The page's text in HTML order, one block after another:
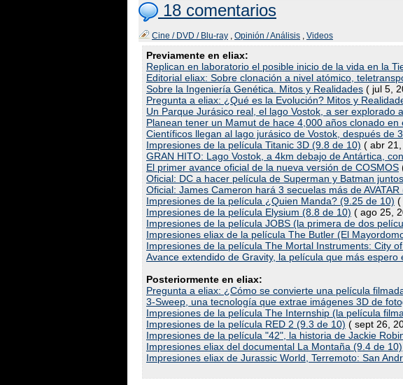
18 comentarios
Cine / DVD / Blu-ray , Opinión / Análisis , Videos
Previamente en eliax:
Replican en laboratorio el posible inicio de la vida en la
Editorial eliax: Sobre clonación a nivel atómico,
Sobre la Ingeniería Genética. Mitos y Realidades ( jul 5,
Pregunta a eliax: ¿Qué es la Evolución? Mitos y
Un Parque Jurásico real, el lago Vostok, a ser explorado
Planean tener un Mamut de hace 4,000 años clonado en
Científicos llegan al lago jurásico de Vostok, después de
Impresiones de la película Titanic 3D (9.8 de 10) ( abr
GRAN HITO: Lago Vostok, a 4km debajo de Antártica,
El primer avance oficial de la nueva versión de COSMOS
Oficial: DC a hacer película de Superman y Batman
Oficial: James Cameron hará 3 secuelas más de
Impresiones de la película ¿Quien Manda? (9.25 de 10) (
Impresiones de la película Elysium (8.8 de 10) ( ago 25,
Impresiones de la película JOBS (la primera de dos
Impresiones eliax de la película The Butler (El
Impresiones de la película The Mortal Instruments: City
Avance extendido de Gravity, la película que más espero
Posteriormente en eliax:
Pregunta a eliax: ¿Cómo se convierte una película
3-Sweep, una tecnología que extrae imágenes 3D de
Impresiones de la película The Internship (la película
Impresiones de la película RED 2 (9.3 de 10) ( sept 26,
Impresiones de la película "42", la historia de Jackie
Impresiones eliax del documental La Montaña (9.4 de 10)
Impresiones eliax de Jurassic World, Terremoto: San